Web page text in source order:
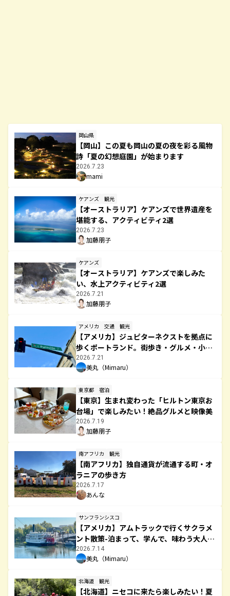
岡山県
【岡山】この夏も岡山の夏の夜を彩る風物
詩「夏の幻想庭園」が始まります
2026.7.23
mami
ケアンズ 観光
【オーストラリア】ケアンズで世界遺産を
堪能する、アクティビティ2選
2026.7.23
加藤朋子
ケアンズ
【オーストラリア】ケアンズで楽しみた
い、水上アクティビティ2選
2026.7.21
加藤朋子
アメリカ 交通 観光
【アメリカ】ジュピターネクストを拠点に
歩くポートランド。街歩き・グルメ・小さ
な発見
2026.7.21
美丸（Mimaru）
東京都 宿泊
【東京】生まれ変わった「ヒルトン東京お
台場」で楽しみたい！絶品グルメと映像美
2026.7.19
加藤朋子
南アフリカ 観光
【南アフリカ】独自通貨が流通する町・オ
ラニアの歩き方
2026.7.17
あんな
サンフランシスコ
【アメリカ】アムトラックで行くサクラメ
ント散策-泊まって、学んで、味わう大人の
遠足
2026.7.14
美丸（Mimaru）
北海道 観光
【北海道】ニセコに来たら楽しみたい！夏